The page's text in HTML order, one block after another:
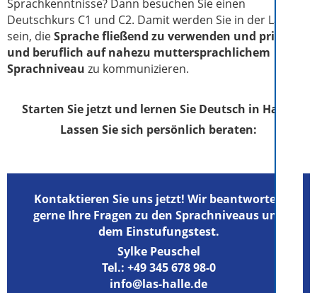
Sprachkenntnisse? Dann besuchen Sie einen
Deutschkurs C1 und C2. Damit werden Sie in der Lage
sein, dieSprache fließend zu verwenden und privat
und beruflich auf nahezu muttersprachlichem
Sprachniveau zu kommunizieren.
Starten Sie jetzt und lernen Sie Deutsch in Halle!
Lassen Sie sich persönlich beraten:
Kontaktieren Sie uns jetzt! Wir beantworten
gerne Ihre Fragen zu den Sprachniveaus und
dem Einstufungstest.
Sylke Peuschel
Tel.: +49 345 678 98-0
info@las-halle.de